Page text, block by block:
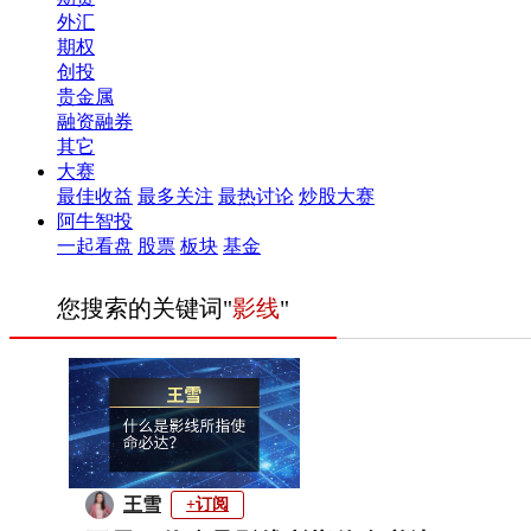
外汇
期权
创投
贵金属
融资融券
其它
大赛
最佳收益 最多关注 最热讨论 炒股大赛
阿牛智投
一起看盘 股票 板块 基金
您搜索的关键词"影线"
王雪 +订阅